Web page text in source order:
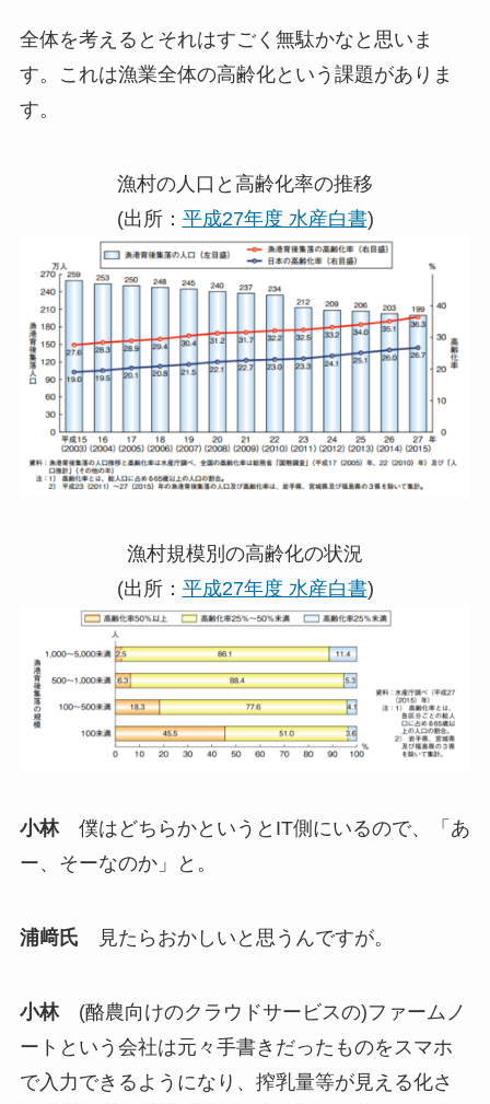
全体を考えるとそれはすごく無駄かなと思いま
す。これは漁業全体の高齢化という課題がありま
す。
漁村の人口と高齢化率の推移
(出所： 平成27年度 水産白書)
漁村規模別の高齢化の状況
(出所： 平成27年度 水産白書)
小林僕はどちらかというとIT側にいるので、「あ
ー、そーなのか」と。
浦﨑氏 見たらおかしいと思うんですが。
小林(酪農向けのクラウドサービスの)ファームノ
ートという会社は元々手書きだったものをスマホ
で入力できるようになり、搾乳量等が見える化さ